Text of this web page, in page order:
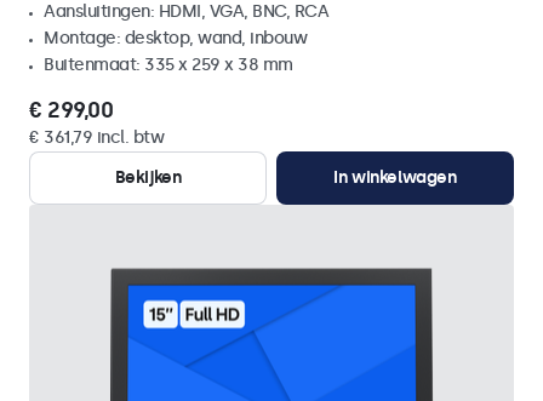
Aansluitingen: HDMI, VGA, BNC, RCA
Montage: desktop, wand, inbouw
Buitenmaat: 335 x 259 x 38 mm
€ 299,00
€ 361,79 incl. btw
Bekijken
In winkelwagen